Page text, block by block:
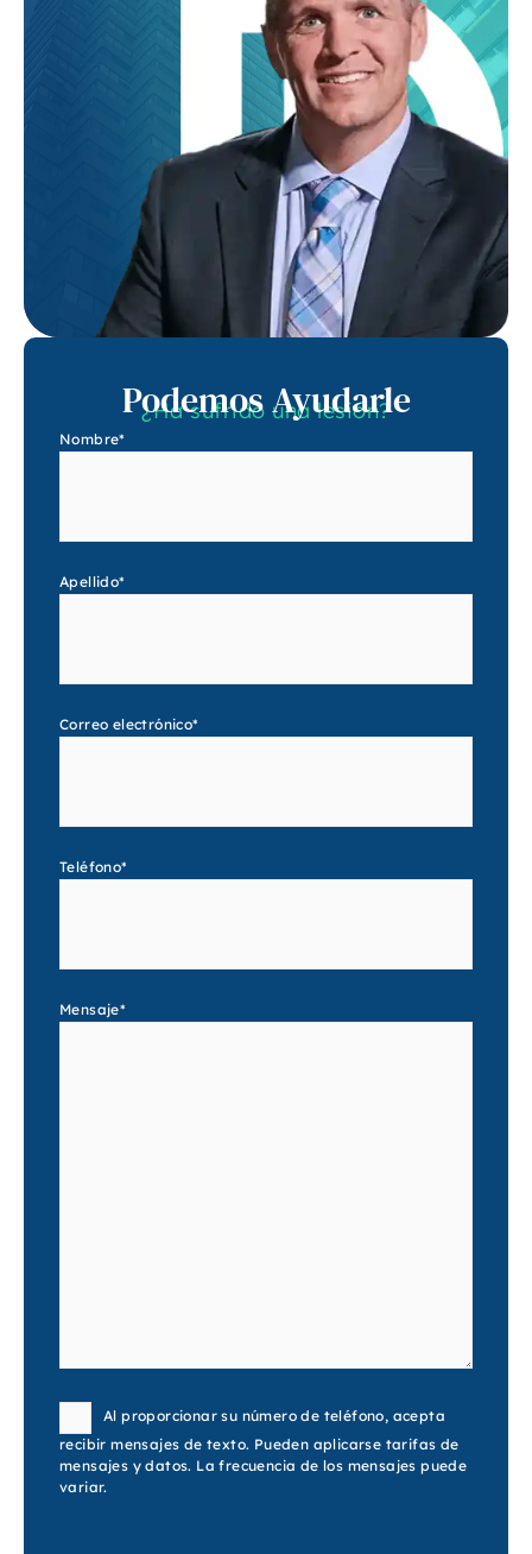
¿Ha sufrido una lesión?
Podemos Ayudarle
Nombre*
Apellido*
Correo electrónico*
Teléfono*
Mensaje*
ConsentAl proporcionar su número de teléfono, acepta
recibir mensajes de texto. Pueden aplicarse tarifas de
mensajes y datos. La frecuencia de los mensajes puede
variar.